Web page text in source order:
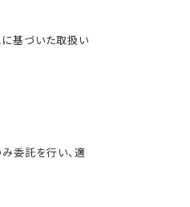
基づいた取扱い
委託を行い、適